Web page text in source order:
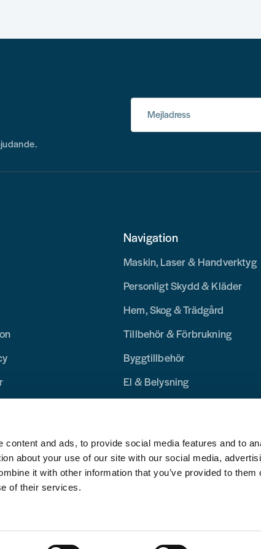
content and ads, to provide social media features and to
about your use of our site with our social media,
it with other information that you’ve provided to them
of their services.
Mejladress
Navigation
Maskin, Laser & Handverktyg
Personligt Skydd & Kläder
Hem, Skog & Trädgård
Tillbehör & Förbrukning
Byggtillbehör
El & Belysning